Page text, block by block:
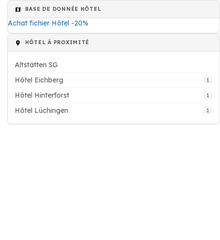
BASE DE DONNÉE HÔTEL
Achat fichier Hôtel -20%
HÔTEL À PROXIMITÉ
Altstätten SG
Hôtel Eichberg
1
Hôtel Hinterforst 1
Hôtel Lüchingen 1